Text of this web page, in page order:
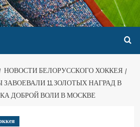
НОВОСТИ БЕЛОРУССКОГО ХОККЕЯ
11 ЗОЛОТЫХ НАГРАД В
ДОБРОЙ ВОЛИ В МОСКВЕ